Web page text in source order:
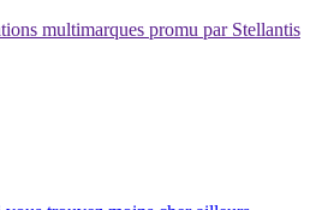
multimarques promu par Stellantis